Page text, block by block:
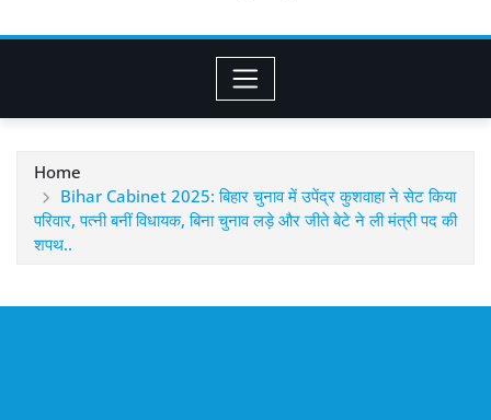
Home
Bihar Cabinet 2025: बिहार चुनाव में उपेंद्र कुशवाहा ने सेट किया
परिवार, पत्नी बनीं विधायक, बिना चुनाव लड़े और जीते बेटे ने ली मंत्री पद की
शपथ..